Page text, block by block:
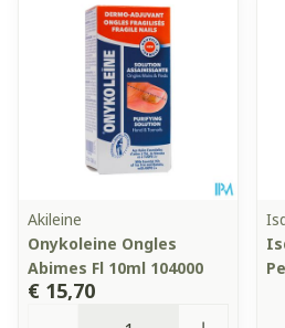
Akileine
Onykoleine Ongles
Abimes Fl 10ml 104000
€ 15,70